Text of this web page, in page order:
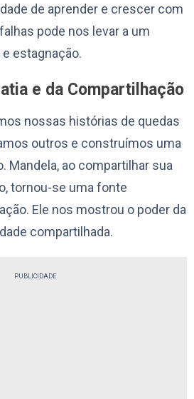
de aprender e crescer com
pode nos levar a um
estagnação.
e da Compartilhação
nossas histórias de quedas
outros e construímos uma
Mandela, ao compartilhar sua
tornou-se uma fonte
Ele nos mostrou o poder da
compartilhada.
PUBLICIDADE